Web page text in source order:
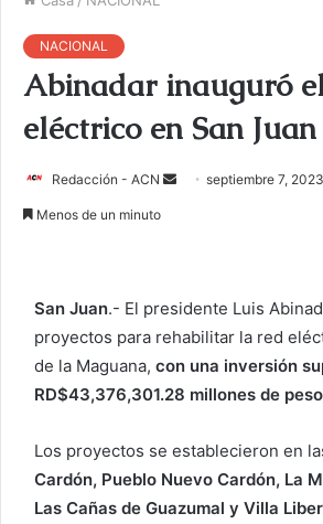
NACIONAL
Abinadar inauguró
eléctrico en San Juan
Redacción - ACN
r
u
n
c
r
septiembre 7, 2023
Menos de un minuto
San Juan.- El presidente Luis
proyectos para rehabilitar la red
de la Maguana, con una inversión
RD$43,376,301.28 millones de
Los proyectos se establecieron en
Cardón, Pueblo Nuevo Cardón, La
Las Cañas de Guazumal y Villa